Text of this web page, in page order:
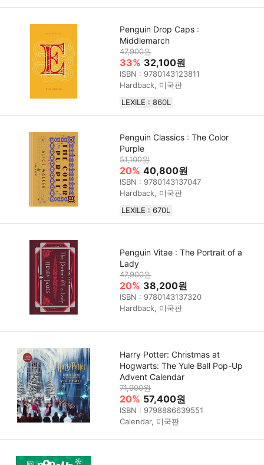
Penguin Drop Caps :
Middlemarch
47,900원
33% 32,100원
ISBN : 9780143123811
Hardback, 미국판
LEXILE : 860L
Penguin Classics : The Color
Purple
51,100원
20% 40,800원
ISBN : 9780143137047
Hardback, 미국판
LEXILE : 670L
Penguin Vitae : The Portrait of a
Lady
47,900원
20% 38,200원
ISBN : 9780143137320
Hardback, 미국판
Harry Potter: Christmas at
Hogwarts: The Yule Ball Pop-Up
Advent Calendar
71,900원
20% 57,400원
ISBN : 9798886639551
Calendar, 미국판